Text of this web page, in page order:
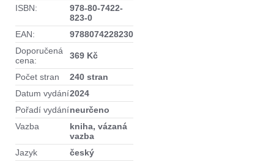
ISBN:
978-80-7422-
823-0
EAN:
9788074228230
Doporučená
cena:
369 Kč
Počet stran
240 stran
Datum vydání2024
Pořadí vydáníneurčeno
Vazba
kniha, vázaná
vazba
Jazyk
český